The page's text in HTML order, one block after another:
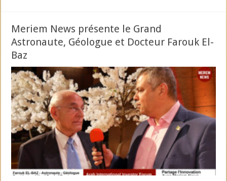
Meriem News présente le Grand
Astronaute, Géologue et Docteur Farouk El-
Baz